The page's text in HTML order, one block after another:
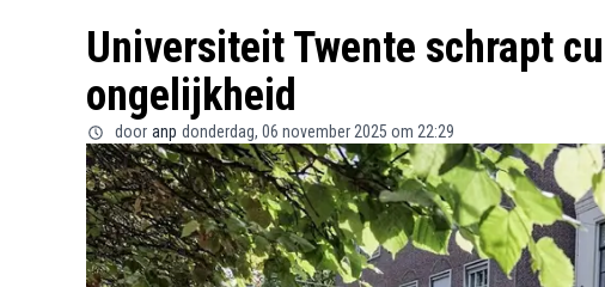
Universiteit Twente schrapt
ongelijkheid
door anp donderdag, 06 november 2025 om 22:29